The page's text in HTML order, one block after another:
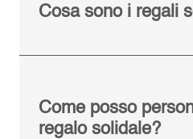
Cosa sono i regali
Come posso
regalo solidale?